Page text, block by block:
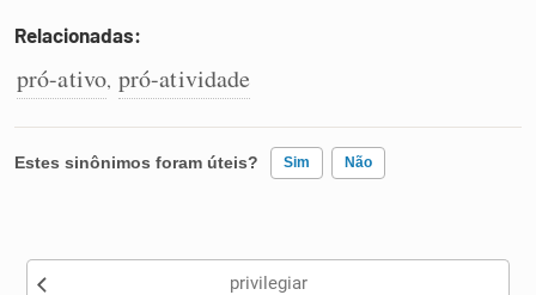
Sinônimos
Relacionadas:
pró-ativo, pró-atividade
Estes sinônimos foram úteis? Sim Não
Nenhum dos sinônimos apresentados me ajudou
privilegiar